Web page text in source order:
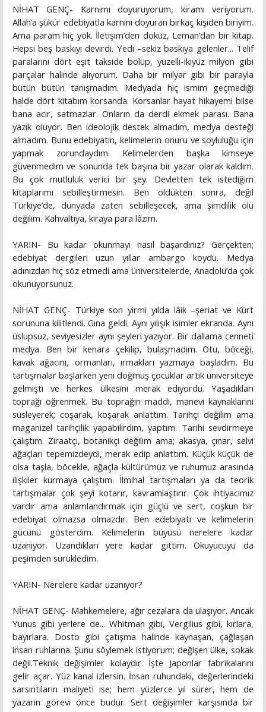
NİHAT GENÇ- Karnımı doyuruyorum, kiramı veriyorum.
Allah’a şükür edebiyatla karnını doyuran birkaç kişiden biriyim.
Ama param hiç yok. İletişim’den dokuz, Leman’dan bir kitap.
Hepsi beş baskıyı devirdi. Yedi –sekiz baskıya gelenler... Telif
paralarını dört eşit takside bölüp, yüzelli-ikiyüz milyon gibi
parçalar halinde alıyorum. Daha bir milyar gibi bir parayla
bütün bütün tanışmadım. Medyada hiç ismim geçmediği
halde dört kitabım korsanda. Korsanlar hayat hikayemi bilse
bana acır, satmazlar. Onların da derdi ekmek parası. Bana
yazık oluyor. Ben ideolojik destek almadım, medya desteği
almadım. Bunu edebiyatın, kelimelerin onuru ve soyluluğu için
yapmak zorundaydım. Kelimelerden başka kimseye
güvenmedim ve sonunda tek başına bir yazar olarak kaldım.
Bu çok mutluluk verici bir şey. Devletten tek istediğim
kitaplarımı sebilleştirmesin. Ben öldükten sonra, değil
Türkiye’de, dünyada zaten sebilleşecek, ama şimdilik ölü
değilim. Kahvaltıya, kiraya para lâzım.
YARIN- Bu kadar okunmayı nasıl başardınız? Gerçekten;
edebiyat dergileri uzun yıllar ambargo koydu. Medya
adınızdan hiç söz etmedi ama üniversitelerde, Anadolu’da çok
okunuyorsunuz.
NİHAT GENÇ- Türkiye son yirmi yılda lâik –şeriat ve Kürt
sorununa kilitlendi. Gına geldi. Aynı yılışık isimler ekranda. Aynı
üslupsuz, seviyesizler aynı şeyleri yazıyor. Bir dallama cenneti
medya. Ben bir kenara çekilip, bulaşmadım. Otu, böceği,
kavak ağacını, ormanları, ırmakları yazmaya başladım. Bu
tartışmalar başlarken yeni doğmuş çocuklar artık üniversiteye
gelmişti ve herkes ülkesini merak ediyordu. Yaşadıkları
toprağı öğrenmek. Bu toprağın maddi, manevi kaynaklarını
süsleyerek; coşarak, koşarak anlattım. Tarihçi değilim ama
maganizel tarihçilik yapabilirdim, yaptım. Tarihi sevdirmeye
çalıştım. Ziraatçı, botanikçi değilim ama; akasya, çınar, selvi
ağaçları tepemizdeydi, merak edip anlattım. Küçük küçük de
olsa taşla, böcekle, ağaçla kültürümüz ve ruhumuz arasında
ilişkiler kurmaya çalıştım. İlmihal tartışmaları ya da teorik
tartışmalar çok şeyi kotarır, kavramlaştırır. Çok ihtiyacımız
vardır ama anlamlandırmak için güçlü ve sert, coşkun bir
edebiyat olmazsa olmazdır. Ben edebiyatı ve kelimelerin
gücünü gösterdim. Kelimelerin büyüsü nerelere kadar
uzanıyor. Uzandıkları yere kadar gittim. Okuyucuyu da
peşimden sürükledim.
YARIN- Nerelere kadar uzanıyor?
NİHAT GENÇ- Mahkemelere, ağır cezalara da ulaşıyor. Ancak
Yunus gibi yerlere de... Whitman gibi, Vergilius gibi, kırlara,
bayırlara. Dosto gibi çatışma halinde kaynaşan, çağlaşan
insan ruhlarına. Şunu söylemek istiyorum; değişen ülke, sokak
değil.Teknik değişimler kolaydır. İşte Japonlar fabrikalarını
gelir açar. Yüz kanal izlersin. İnsan ruhundaki, değerlerindeki
sarsıntıların maliyeti ise; hem yüzlerce yıl sürer, hem de
yazarın görevi önce budur. Sert değişimler karşısında bir